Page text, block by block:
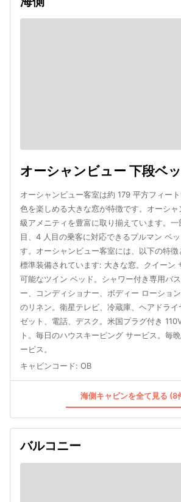
オーシャンビュー 下段ベ
オーシャンビュー客室は約 179 平方フィー
色を楽しめる大きな窓が特徴です。オーシ
級アメニティを豊富に取り揃えています。一
目、4 人目の乗客に対応できるプルマン ベ
す。オーシャンビュー客室には、以下の特
標準装備されています: 大きな窓。クイーン
可能なツイン ベッド。シャワー付き専用バ
ー、コンディショナー、ボディー ローショ
のリネン。衛星テレビ、冷蔵庫、ヘアドラ
ゼット、電話、デスク。米国プラグ付き
ト。毎日のハウスキーピング サービス。毎
ービス。
キャビンコード: OB
海側キャビンを全て見る (8
バルコニー